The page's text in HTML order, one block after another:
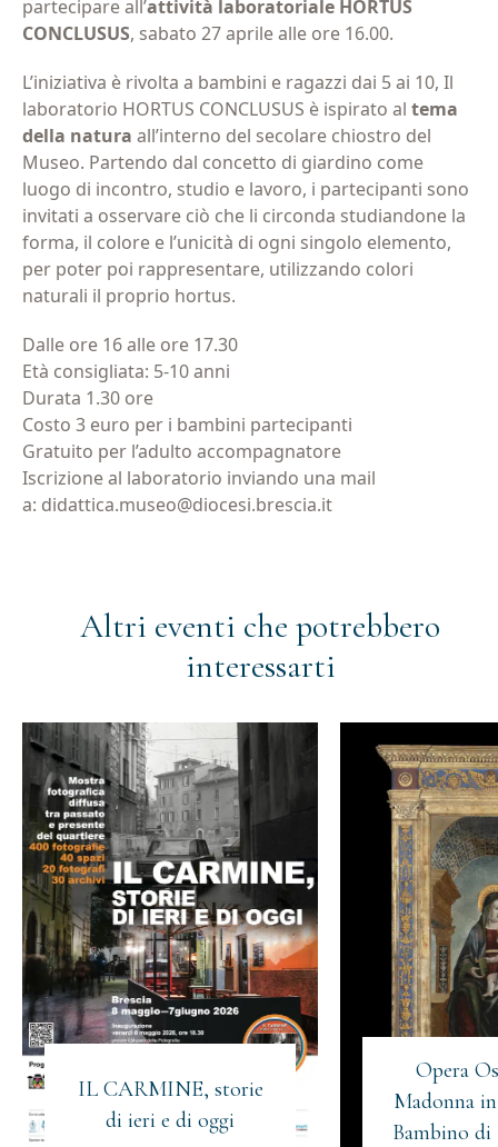
partecipare all’attività laboratoriale HORTUS
CONCLUSUS, sabato 27 aprile alle ore 16.00.
L’iniziativa è rivolta a bambini e ragazzi dai 5 ai 10, Il
laboratorio HORTUS CONCLUSUS è ispirato al tema
della natura all’interno del secolare chiostro del
Museo. Partendo dal concetto di giardino come
luogo di incontro, studio e lavoro, i partecipanti sono
invitati a osservare ciò che li circonda studiandone la
forma, il colore e l’unicità di ogni singolo elemento,
per poter poi rappresentare, utilizzando colori
naturali il proprio hortus.
Dalle ore 16 alle ore 17.30
Età consigliata: 5-10 anni
Durata 1.30 ore
Costo 3 euro per i bambini partecipanti
Gratuito per l’adulto accompagnatore
Iscrizione al laboratorio inviando una mail
a: didattica.museo@diocesi.brescia.it
Altri eventi che potrebbero
interessarti
IL CARMINE, storie
di ieri e di oggi
Opera
Madonna
Bambino di